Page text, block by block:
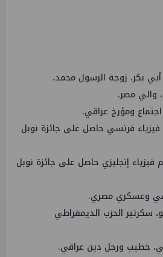
فيزياء فرنسي حاصل على جائزة نوبل
فيزياء إنجليزي حاصل على جائزة نوبل
سكرتير الحزب الديمقراطي